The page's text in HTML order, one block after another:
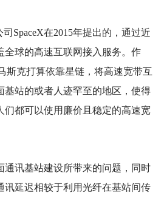
SpaceX在2015年提出的，通过近
全球的高速互联网接入服务。作
斯克打算依靠星链，将高速宽带互
基站的或者人迹罕至的地区，使得
们都可以使用廉价且稳定的高速宽
通讯基站建设所带来的问题，同时
讯延迟相较于利用光纤在基站间传